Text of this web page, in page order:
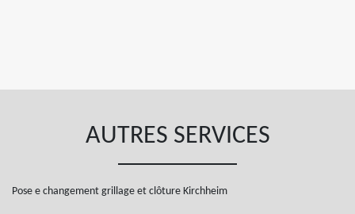
AUTRES SERVICES
Pose e changement grillage et clôture Kirchheim